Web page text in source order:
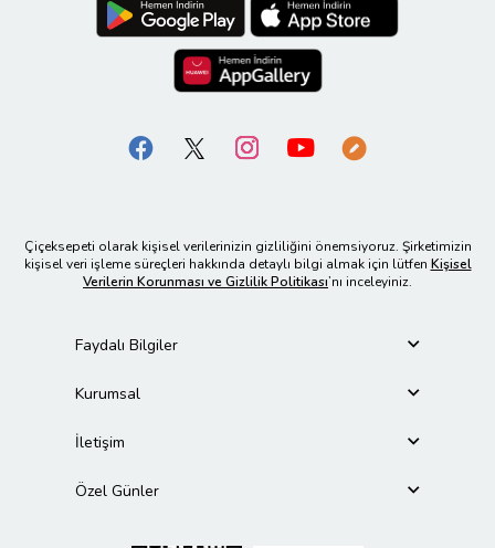
Çiçeksepeti olarak kişisel verilerinizin gizliliğini önemsiyoruz. Şirketimizin
kişisel veri işleme süreçleri hakkında detaylı bilgi almak için lütfen Kişisel
Verilerin Korunması ve Gizlilik Politikası’nı inceleyiniz.
Faydalı Bilgiler
Kurumsal
İletişim
Özel Günler